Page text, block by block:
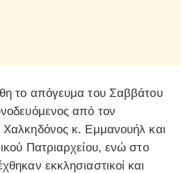
το απόγευμα του Σαββάτου
από τον
Χαλκηδόνος κ. Εμμανουήλ και
Πατριαρχείου, ενώ στο
εκκλησιαστικοί και